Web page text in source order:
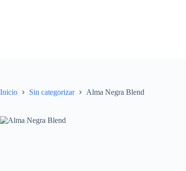
Inicio Sin categorizar Alma Negra Blend